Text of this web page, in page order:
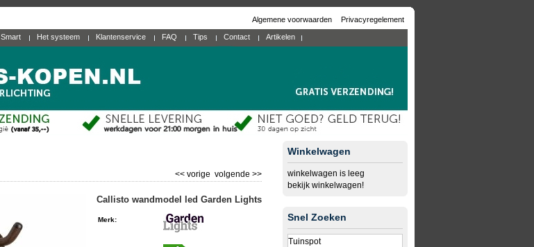
Algemene voorwaarden Privacyregelement
Smart Het systeem Klantenservice FAQ Tips Contact Artikelen
volgende >>
<< vorige
Callisto wandmodel led Garden Lights
Merk:
Winkelwagen
winkelwagen is leeg
bekijk winkelwagen!
Snel Zoeken